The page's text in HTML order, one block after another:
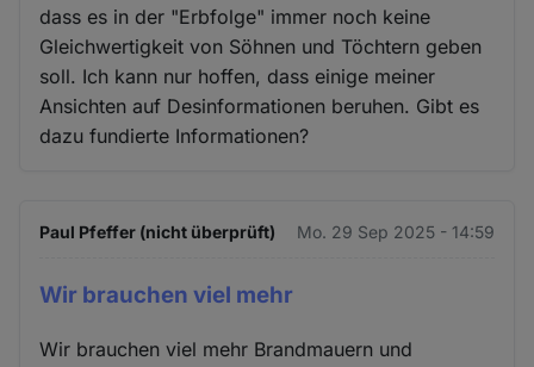
dass es in der "Erbfolge" immer noch keine
Gleichwertigkeit von Söhnen und Töchtern geben
soll. Ich kann nur hoffen, dass einige meiner
Ansichten auf Desinformationen beruhen. Gibt es
dazu fundierte Informationen?
Paul Pfeffer (nicht überprüft) Mo. 29 Sep 2025 - 14:59
Wir brauchen viel mehr
Wir brauchen viel mehr Brandmauern und